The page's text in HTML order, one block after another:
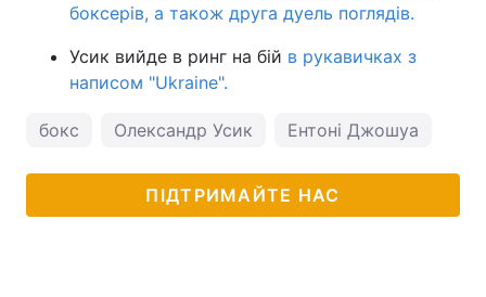
боксерів, а також друга дуель поглядів.
Усик вийде в ринг на бій в рукавичках з
написом "Ukraine".
бокс Олександр Усик Ентоні Джошуа
ПІДТРИМАЙТЕ НАС